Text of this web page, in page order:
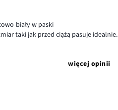
biały w paski
taki jak przed ciążą pasuje idealnie.
więcej opinii